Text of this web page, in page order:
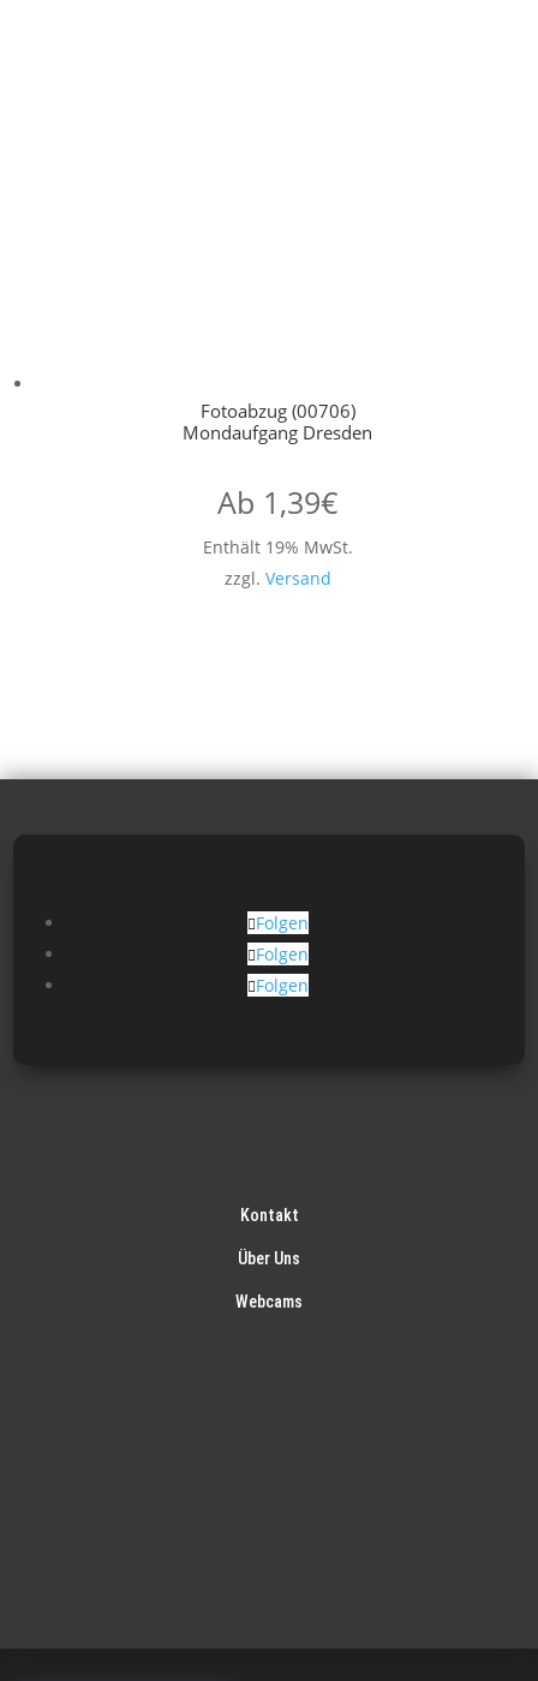
Fotoabzug (00706)
Mondaufgang Dresden
Ab 1,39€
Enthält 19% MwSt.
zzgl. Versand
Folgen
Folgen
Folgen
Kontakt
Über Uns
Webcams